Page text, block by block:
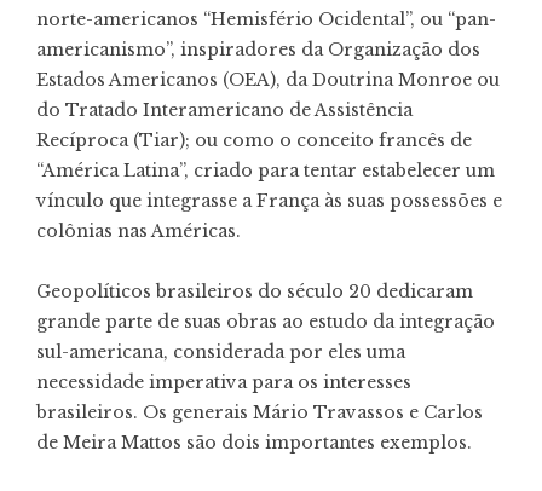
norte-americanos “Hemisfério Ocidental”, ou “pan-
americanismo”, inspiradores da Organização dos
Estados Americanos (OEA), da Doutrina Monroe ou
do Tratado Interamericano de Assistência
Recíproca (Tiar); ou como o conceito francês de
“América Latina”, criado para tentar estabelecer um
vínculo que integrasse a França às suas possessões e
colônias nas Américas.
Geopolíticos brasileiros do século 20 dedicaram
grande parte de suas obras ao estudo da integração
sul-americana, considerada por eles uma
necessidade imperativa para os interesses
brasileiros. Os generais Mário Travassos e Carlos
de Meira Mattos são dois importantes exemplos.